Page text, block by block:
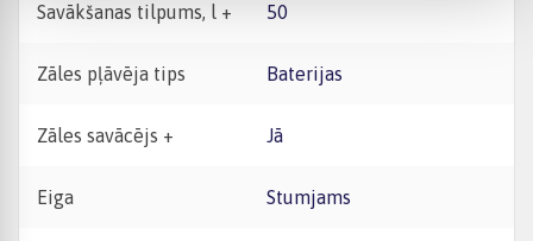
Savākšanas tilpums, l + 50
Zāles pļāvēja tips Baterijas
Zāles savācējs + Jā
Eiga Stumjams